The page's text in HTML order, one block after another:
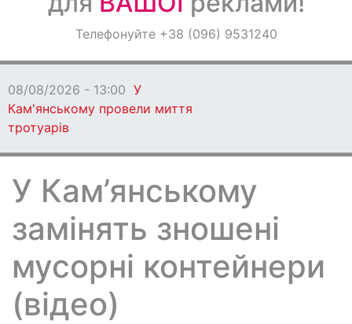
ОголошенняТелефонуйте +38 (096) 9531240
08/2026 - 13:00 У
провели миття
У Кам’янському
замінять зношені
мусорні контейнери
(відео)